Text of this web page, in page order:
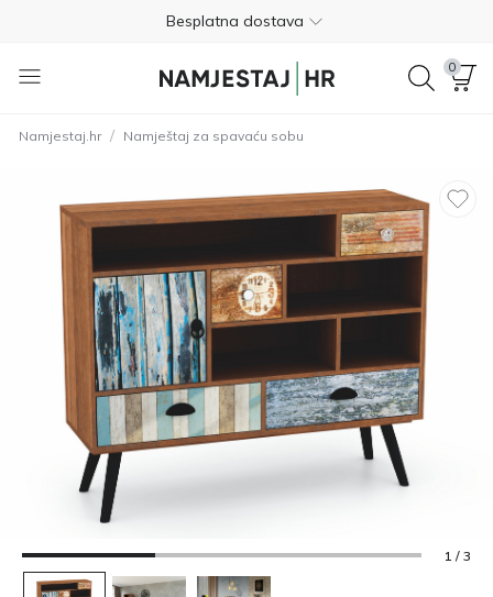
Besplatna dostava
Nije potrebno plaćanje unaprijed
01 8000 383
4.8
Besplatna dostava
Nije potrebno plaćanje unaprijed
Besplatan povrat unutar 365 dana
01 8000 383
4.8
0
Namjestaj.hr / Namještaj za spavaću sobu
1 / 3